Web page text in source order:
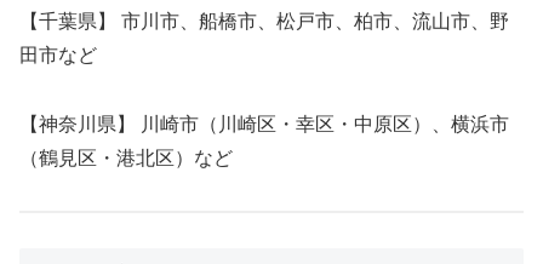
【千葉県】 市川市、船橋市、松戸市、柏市、流山市、野
田市など
【神奈川県】 川崎市（川崎区・幸区・中原区）、横浜市
（鶴見区・港北区）など